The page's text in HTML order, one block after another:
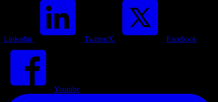
Linkedin Twitter/X Facebook
Youtube